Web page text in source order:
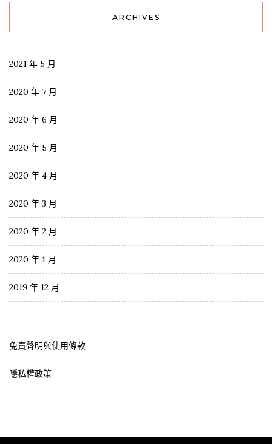
ARCHIVES
2021 年 5 月
2020 年 7 月
2020 年 6 月
2020 年 5 月
2020 年 4 月
2020 年 3 月
2020 年 2 月
2020 年 1 月
2019 年 12 月
免責聲明與使用條款
隱私權政策